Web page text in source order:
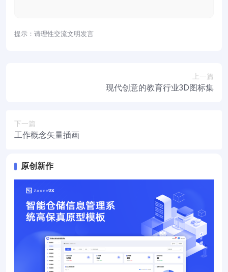
提示：请理性交流文明发言
上一篇
现代创意的教育行业3D图标集
下一篇
工作概念矢量插画
原创新作